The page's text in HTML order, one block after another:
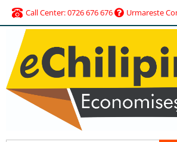
Call Center: 0726 676 676 Urmareste